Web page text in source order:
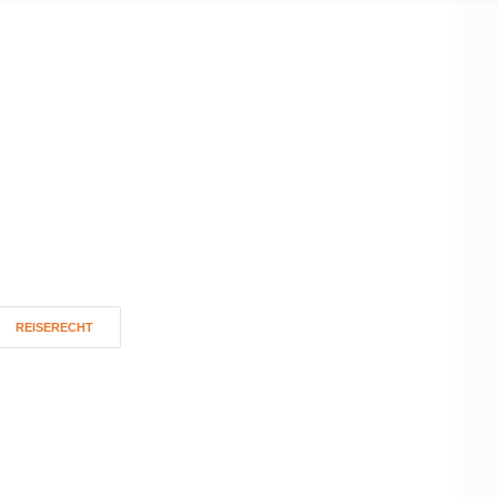
REISERECHT